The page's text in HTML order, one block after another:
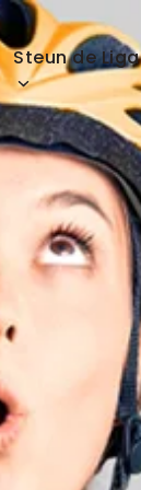
Steun de Liga